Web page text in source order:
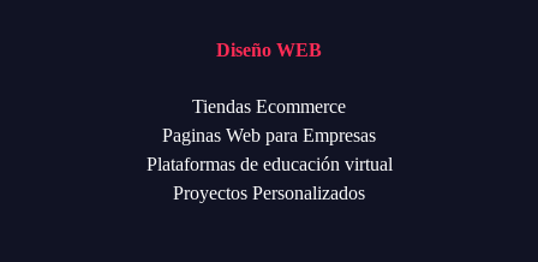
Diseño WEB
Tiendas Ecommerce
Paginas Web para Empresas
Plataformas de educación virtual
Proyectos Personalizados